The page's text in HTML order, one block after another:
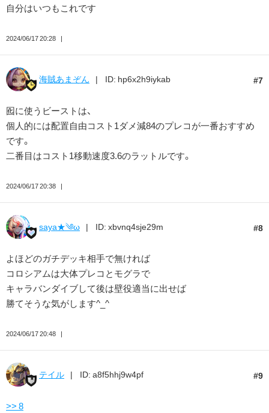
自分はいつもこれです
2024/06/17 20:28
7
海賊あまぞん ID: hp6x2h9iykab
囮に使うビーストは、
個人的には配置自由コスト1ダメ減84のプレコが一番おすすめ
です。
二番目はコスト1移動速度3.6のラットルです。
2024/06/17 20:38
8
saya★༄ω ID: xbvnq4sje29m
よほどのガチデッキ相手で無ければ
コロシアムは大体プレコとモグラで
キャラバンダイブして後は壁役適当に出せば
勝てそうな気がします^_^
2024/06/17 20:48
9
テイル ID: a8f5hhj9w4pf
>> 8